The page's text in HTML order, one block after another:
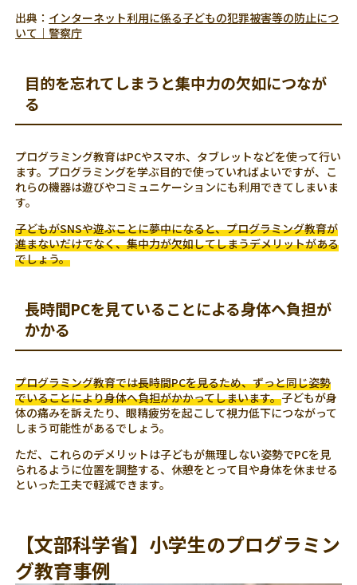
出典： インターネット利用に係る子どもの犯罪被害等の防止につ
いて｜警察庁
目的を忘れてしまうと集中力の欠如につなが
る
プログラミング教育はPCやスマホ、タブレットなどを使って行い
ます。プログラミングを学ぶ目的で使っていればよいですが、こ
れらの機器は遊びやコミュニケーションにも利用できてしまいま
す。
子どもがSNSや遊ぶことに夢中になると、プログラミング教育が
進まないだけでなく、集中力が欠如してしまうデメリットがある
でしょう。
長時間PCを見ていることによる身体へ負担が
かかる
プログラミング教育では長時間PCを見るため、ずっと同じ姿勢
でいることにより身体へ負担がかかってしまいます。子どもが身
体の痛みを訴えたり、眼精疲労を起こして視力低下につながって
しまう可能性があるでしょう。
ただ、これらのデメリットは子どもが無理しない姿勢でPCを見
られるように位置を調整する、休憩をとって目や身体を休ませる
といった工夫で軽減できます。
【文部科学省】小学生のプログラミン
グ教育事例